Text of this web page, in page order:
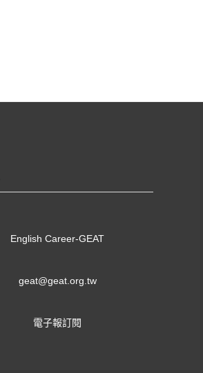
English Career-GEAT
geat@geat.org.tw
電子報訂閱